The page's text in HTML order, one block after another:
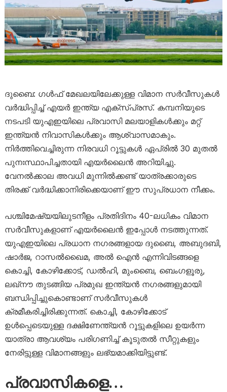
ദുബൈ: ഗൾഫ് മേഖലയിലേക്കുള്ള വിമാന സർവീസുകൾ
വർദ്ധിപ്പിച്ച് എയർ ഇന്ത്യ എക്സ്പ്രസ്. കമ്പനിയുടെ
നടപടി യുഎഇയിലെ പ്രവാസി മലയാളികൾക്കും മറ്റ്
ഇന്ത്യൻ നിവാസികൾക്കും ആശ്വാസമാകും.
നിർത്തിവെച്ചിരുന്ന നിരവധി റൂട്ടുകൾ ഏപ്രിൽ 30 മുതൽ
പുനഃസ്ഥാപിച്ചതായി എയർലൈൻ അറിയിച്ചു.
വേനൽക്കാല അവധി മുന്നിൽക്കണ്ട് യാത്രക്കാരുടെ
തിരക്ക് വർദ്ധിക്കാനിരിക്കെയാണ് ഈ സുപ്രധാന നീക്കം.
പശ്ചിമേഷ്യയിലുടനീളം പ്രതിദിനം 40-ലധികം വിമാന
സർവീസുകളാണ് എയർലൈൻ ഇപ്പോൾ നടത്തുന്നത്.
യുഎഇയിലെ പ്രധാന നഗരങ്ങളായ ദുബൈ, അബുദബി,
ഷാർജ, റാസൽഖൈമ, അൽ ഐൻ എന്നിവിടങ്ങളെ
കൊച്ചി, കോഴിക്കോട്, ഡൽഹി, മുംബൈ, ബെംഗളൂരു,
ലഖ്‌നൗ തുടങ്ങിയ പ്രമുഖ ഇന്ത്യൻ നഗരങ്ങളുമായി
ബന്ധിപ്പിച്ചുകൊണ്ടാണ് സർവീസുകൾ
ക്രമീകരിച്ചിരിക്കുന്നത്. കൊച്ചി, കോഴിക്കോട്
ഉൾപ്പെടെയുള്ള ദക്ഷിണേന്ത്യൻ റൂട്ടുകളിലെ ഉയർന്ന
യാത്രാ ആവശ്യം പരിഗണിച്ച് കൂടുതൽ സീറ്റുകളും
നേരിട്ടുള്ള വിമാനങ്ങളും ലഭ്യമാക്കിയിട്ടുണ്ട്.
പ്രവാസികളെ…